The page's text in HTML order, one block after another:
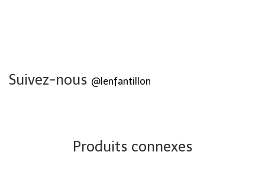
Suivez-nous @lenfantillon
Produits connexes